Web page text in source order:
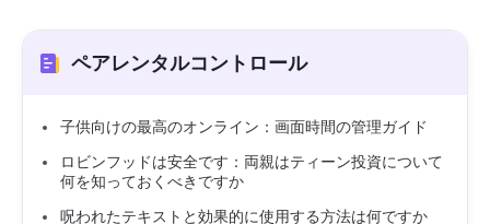
ペアレンタルコントロール
子供向けの最高のオンライン：画面時間の管理ガイド
ロビンフッドは安全です：両親はティーン投資について
何を知っておくべきですか
呪われたテキストと効果的に使用する方法は何ですか